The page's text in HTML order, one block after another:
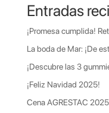
Entradas
¡Promesa cumplida!
La boda de Mar: ¡De
¡Descubre las 3
¡Feliz Navidad 2025!
Cena AGRESTAC 2025